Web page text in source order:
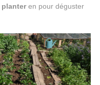
planteren pour déguster